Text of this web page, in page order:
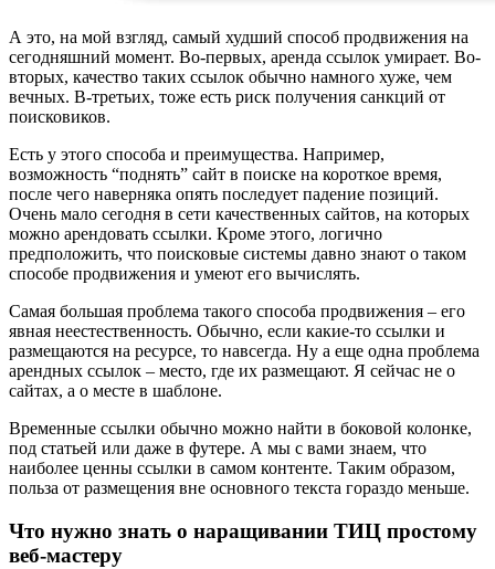
А это, на мой взгляд, самый худший способ продвижения на
сегодняшний момент. Во-первых, аренда ссылок умирает. Во-
вторых, качество таких ссылок обычно намного хуже, чем
вечных. В-третьих, тоже есть риск получения санкций от
поисковиков.
Есть у этого способа и преимущества. Например,
возможность “поднять” сайт в поиске на короткое время,
после чего наверняка опять последует падение позиций.
Очень мало сегодня в сети качественных сайтов, на которых
можно арендовать ссылки. Кроме этого, логично
предположить, что поисковые системы давно знают о таком
способе продвижения и умеют его вычислять.
Самая большая проблема такого способа продвижения – его
явная неестественность. Обычно, если какие-то ссылки и
размещаются на ресурсе, то навсегда. Ну а еще одна проблема
арендных ссылок – место, где их размещают. Я сейчас не о
сайтах, а о месте в шаблоне.
Временные ссылки обычно можно найти в боковой колонке,
под статьей или даже в футере. А мы с вами знаем, что
наиболее ценны ссылки в самом контенте. Таким образом,
польза от размещения вне основного текста гораздо меньше.
Что нужно знать о наращивании ТИЦ простому
веб-мастеру